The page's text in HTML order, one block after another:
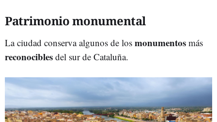
Patrimonio monumental
La ciudad conserva algunos de los monumentos más
reconocibles del sur de Cataluña.